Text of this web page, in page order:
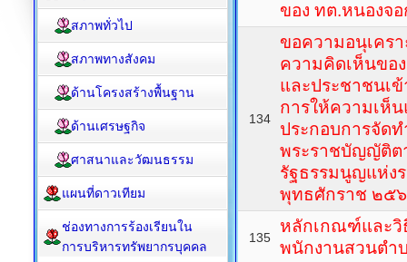
ของ ทต.หนองจ
134
ขอความอนุเคร
ความคิดเห็นขอ
และประชาชนเ
การให้ความเห็
ประกอบการจัด
พระราชบัญญัติต
รัฐธรรมนูญแห่ง
พุทธศักราช ๒๕
135
หลักเกณฑ์และวิ
พนักงานสวนตำ
สภาพทั่วไป
สภาพทางสังคม
ด้านโครงสร้างพื้นฐาน
ด้านเศรษฐกิจ
ศาสนาและวัฒนธรรม
แผนที่ดาวเทียม
ช่องทางการร้องเรียนใน
การบริหารทรัพยากรบุคคล